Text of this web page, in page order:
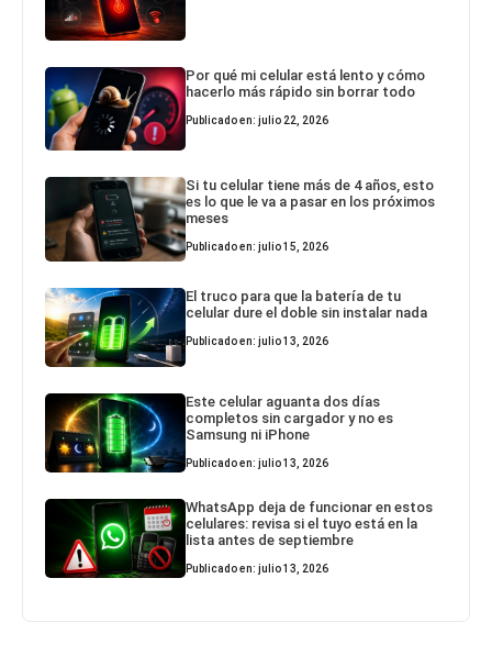
Por qué mi celular está lento y cómo
hacerlo más rápido sin borrar todo
Publicado en: julio 22, 2026
Si tu celular tiene más de 4 años, esto
es lo que le va a pasar en los próximos
meses
Publicado en: julio 15, 2026
El truco para que la batería de tu
celular dure el doble sin instalar nada
Publicado en: julio 13, 2026
Este celular aguanta dos días
completos sin cargador y no es
Samsung ni iPhone
Publicado en: julio 13, 2026
WhatsApp deja de funcionar en estos
celulares: revisa si el tuyo está en la
lista antes de septiembre
Publicado en: julio 13, 2026